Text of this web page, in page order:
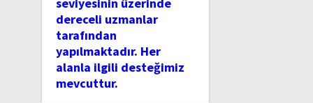
dereceli uzmanlar
tarafından
yapılmaktadır. Her
alanla ilgili desteğimiz
mevcuttur.